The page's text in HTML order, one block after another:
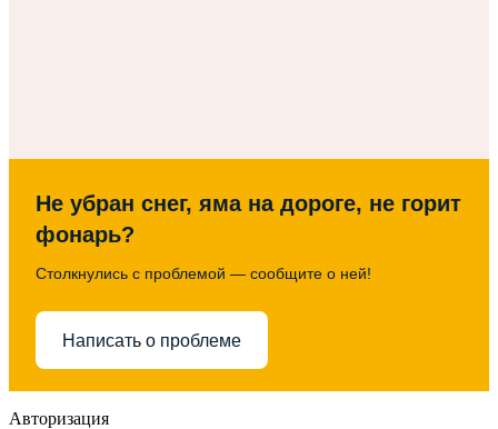
Не убран снег, яма на дороге, не горит
фонарь?
Столкнулись с проблемой — сообщите о ней!
Написать о проблеме
Авторизация